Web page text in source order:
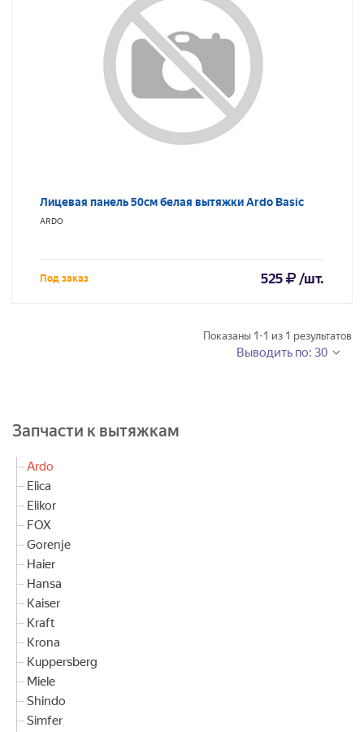
Лицевая панель 50см белая вытяжки Ardo Basic
ARDO
Под заказ 525 /шт.
Показаны 1-1 из 1 результатов
Выводить по: 30
Запчасти к вытяжкам
Ardo
Elica
Elikor
FOX
Gorenje
Haier
Hansa
Kaiser
Kraft
Krona
Kuppersberg
Miele
Shindo
Simfer